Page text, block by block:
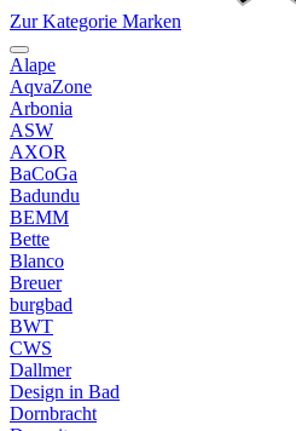
Zur Kategorie Marken
Alape
AqvaZone
Arbonia
ASW
AXOR
BaCoGa
Badundu
BEMM
Bette
Blanco
Breuer
burgbad
BWT
CWS
Dallmer
Design in Bad
Dornbracht